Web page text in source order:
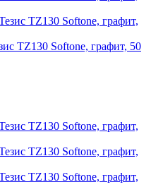
TZ130 Softone, графит, 50